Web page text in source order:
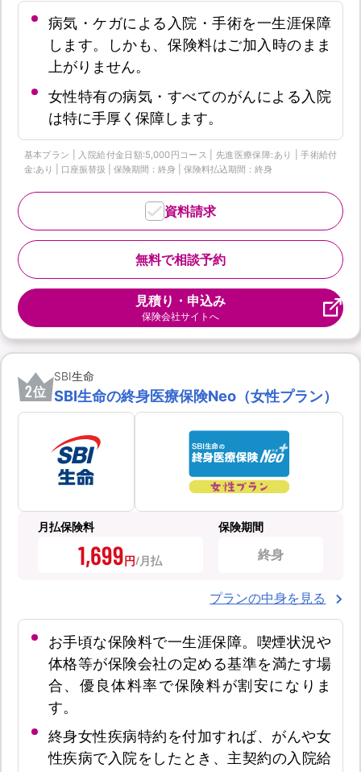
病気・ケガによる入院・手術を一生涯保障
します。しかも、保険料はご加入時のまま
上がりません。
女性特有の病気・すべてのがんによる入院
は特に手厚く保障します。
基本プラン | 入院給付金日額:5,000円コース | 先進医療保障:あり | 手術給付
金:あり | 口座振替扱 | 保険期間：終身 | 保険料払込期間：終身
無料で相談予約
資料請求
見積り・申込み
保険会社サイトへ
2位
SBI生命
SBI生命の終身医療保険Neo（女性プラン）
月払保険料
1,699円
保険期間
終身
プランの中身を見る
お手頃な保険料で一生涯保障。喫煙状況や
体格等が保険会社の定める基準を満たす場
合、優良体料率で保険料が割安になりま
す。
終身女性疾病特約を付加すれば、がんや女
性疾病で入院をしたとき、主契約の入院給